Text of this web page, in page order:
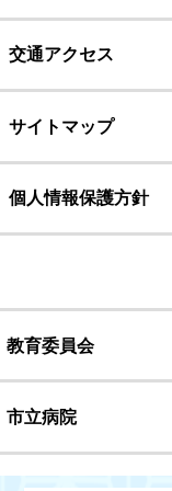
交通アクセス
サイトマップ
個人情報保護方針
教育委員会
市立病院